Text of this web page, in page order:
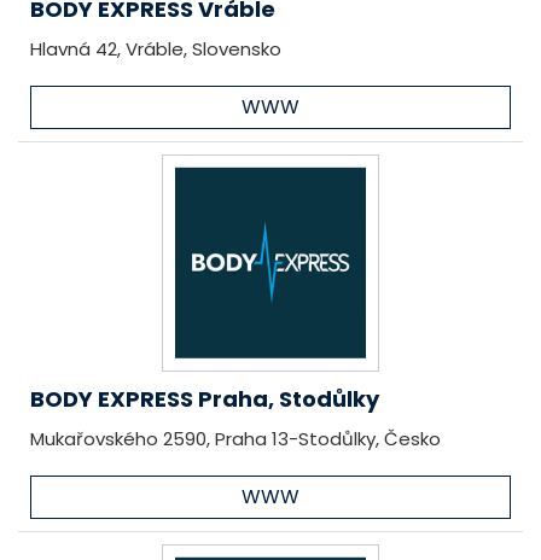
BODY EXPRESS Vráble
Hlavná 42, Vráble, Slovensko
WWW
BODY EXPRESS Praha, Stodůlky
Mukařovského 2590, Praha 13-Stodůlky, Česko
WWW